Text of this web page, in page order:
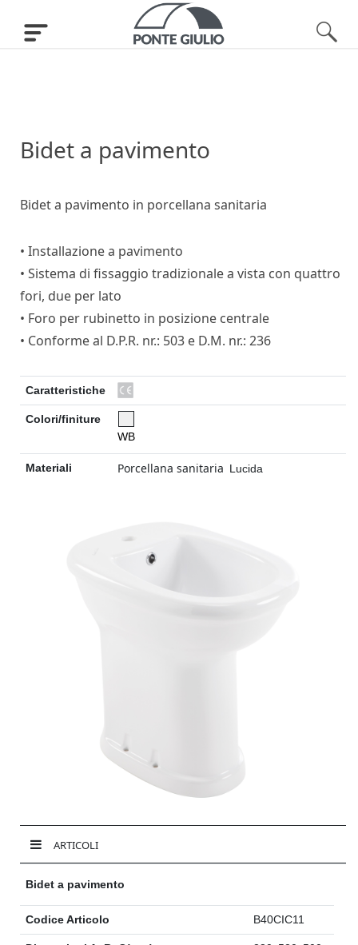
Bidet a pavimento
Bidet a pavimento in porcellana sanitaria
• Installazione a pavimento
• Sistema di fissaggio tradizionale a vista con quattro
fori, due per lato
• Foro per rubinetto in posizione centrale
• Conforme al D.P.R. nr.: 503 e D.M. nr.: 236
Caratteristiche
Colori/finiture
WB
Materiali Porcellana sanitaria Lucida
ARTICOLI
Bidet a pavimento
Codice Articolo B40CIC11